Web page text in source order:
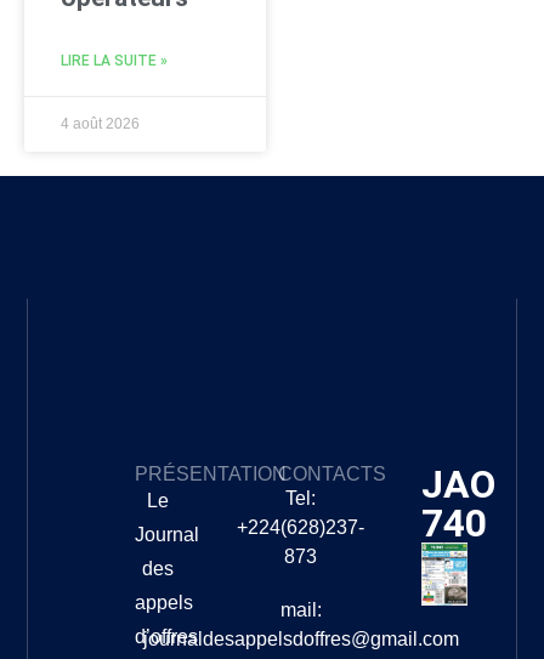
LIRE LA SUITE »
4 août 2026
PRÉSENTATION
Le
Journal
des
appels
d’offres
CONTACTS
Tel:
+224(628)237-
873
mail:
journaldesappelsdoffres@gmail.com
JAO
740